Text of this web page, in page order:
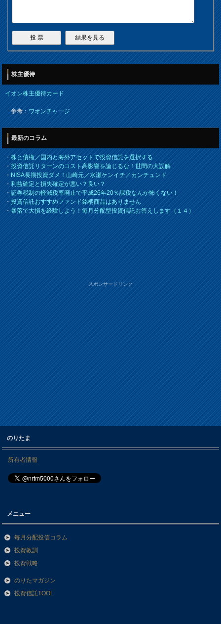
株主優待
イオン株主優待カード
参考：ワオンチャージ
最新のコラム
・株と債権／国内と海外アセットで投資信託を選択する
・投資信託リターンのコスト高影響を論じるな！世間の大誤解
・NISA長期投資ダメ！山崎元／水瀬ケンイチ／カンチュンド
・利益確定と損失確定が悪い？良い？
・証券税制の軽減税率廃止で平成26年20％課税なんか怖くない！
・投資信託おすすめファンド銘柄商品はありません
・暴落で大損を経験しよう！毎月分配型投資信託お答えします（１４）
スポンサードリンク
のりたま
所有者情報
メニュー
毎月分配投信コラム
投資教訓
投資戦略
のりたマガジン
投資信託TOOL